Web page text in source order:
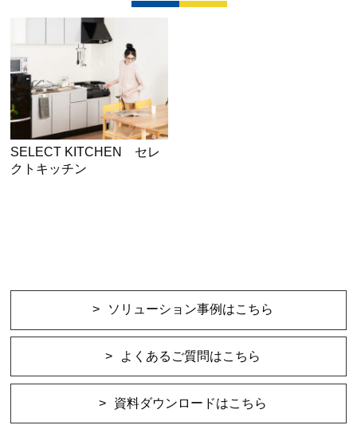
SELECT KITCHEN セレ
クトキッチン
ソリューション事例はこちら
よくあるご質問はこちら
資料ダウンロードはこちら